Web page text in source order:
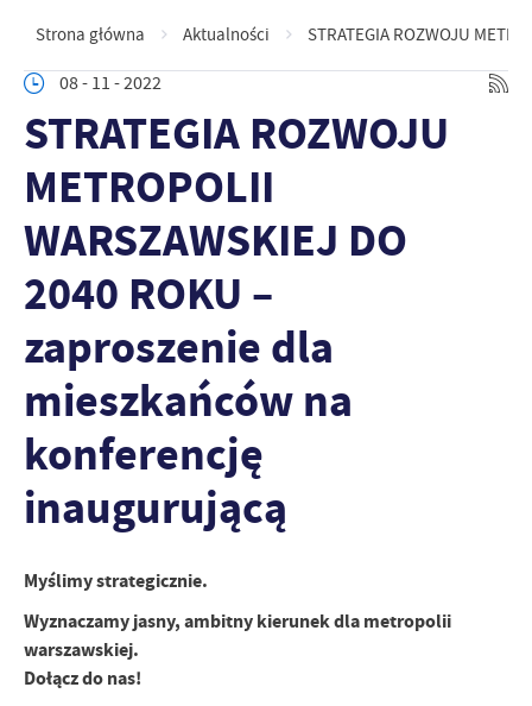
Strona główna Aktualności STRATEGIA ROZWOJU
08 - 11 - 2022
STRATEGIA ROZWOJU
METROPOLII
WARSZAWSKIEJ DO
2040 ROKU –
zaproszenie dla
mieszkańców na
konferencję
inaugurującą
Myślimy strategicznie.
Wyznaczamy jasny, ambitny kierunek dla metropolii
warszawskiej.
Dołącz do nas!